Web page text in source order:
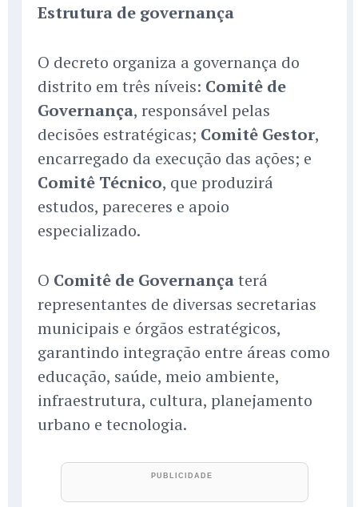
Estrutura de governança
O decreto organiza a governança do
distrito em três níveis: Comitê de
Governança, responsável pelas
decisões estratégicas; Comitê Gestor,
encarregado da execução das ações; e
Comitê Técnico, que produzirá
estudos, pareceres e apoio
especializado.
O Comitê de Governançaterá
representantes de diversas secretarias
municipais e órgãos estratégicos,
garantindo integração entre áreas como
educação, saúde, meio ambiente,
infraestrutura, cultura, planejamento
urbano e tecnologia.